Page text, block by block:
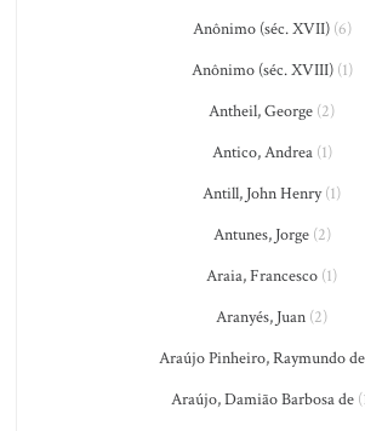
Anônimo (séc. XVII)(6)
Anônimo (séc. XVIII)(1)
Antheil, George (2)
Antico, Andrea(1)
Antill, John Henry(1)
Antunes, Jorge(2)
Araia, Francesco (1)
Aranyés, Juan (2)
Araújo Pinheiro, Raymundo de
Araújo, Damião Barbosa de